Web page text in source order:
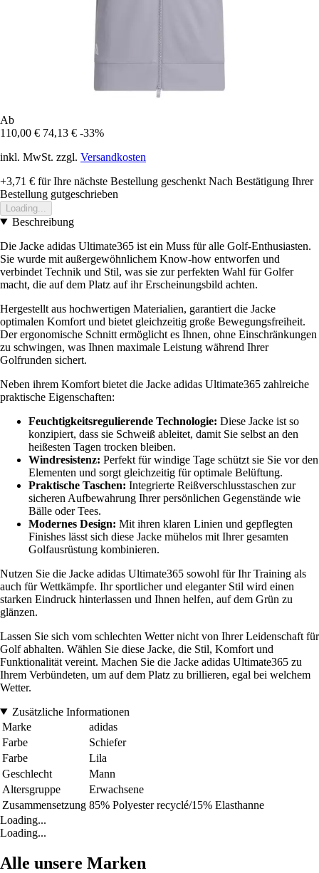
Ab
110,00 € 74,13 € -33%
inkl. MwSt. zzgl. Versandkosten
+3,71 € für Ihre nächste Bestellung geschenkt Nach Bestätigung Ihrer
Bestellung gutgeschrieben
Loading...
Beschreibung
Die Jacke adidas Ultimate365 ist ein Muss für alle Golf-Enthusiasten.
Sie wurde mit außergewöhnlichem Know-how entworfen und
verbindet Technik und Stil, was sie zur perfekten Wahl für Golfer
macht, die auf dem Platz auf ihr Erscheinungsbild achten.
Hergestellt aus hochwertigen Materialien, garantiert die Jacke
optimalen Komfort und bietet gleichzeitig große Bewegungsfreiheit.
Der ergonomische Schnitt ermöglicht es Ihnen, ohne Einschränkungen
zu schwingen, was Ihnen maximale Leistung während Ihrer
Golfrunden sichert.
Neben ihrem Komfort bietet die Jacke adidas Ultimate365 zahlreiche
praktische Eigenschaften:
Feuchtigkeitsregulierende Technologie: Diese Jacke ist so
konzipiert, dass sie Schweiß ableitet, damit Sie selbst an den
heißesten Tagen trocken bleiben.
Windresistenz: Perfekt für windige Tage schützt sie Sie vor den
Elementen und sorgt gleichzeitig für optimale Belüftung.
Praktische Taschen: Integrierte Reißverschlusstaschen zur
sicheren Aufbewahrung Ihrer persönlichen Gegenstände wie
Bälle oder Tees.
Modernes Design: Mit ihren klaren Linien und gepflegten
Finishes lässt sich diese Jacke mühelos mit Ihrer gesamten
Golfausrüstung kombinieren.
Nutzen Sie die Jacke adidas Ultimate365 sowohl für Ihr Training als
auch für Wettkämpfe. Ihr sportlicher und eleganter Stil wird einen
starken Eindruck hinterlassen und Ihnen helfen, auf dem Grün zu
glänzen.
Lassen Sie sich vom schlechten Wetter nicht von Ihrer Leidenschaft für
Golf abhalten. Wählen Sie diese Jacke, die Stil, Komfort und
Funktionalität vereint. Machen Sie die Jacke adidas Ultimate365 zu
Ihrem Verbündeten, um auf dem Platz zu brillieren, egal bei welchem
Wetter.
Zusätzliche Informationen
Marke
adidas
Farbe
Schiefer
Farbe
Lila
Geschlecht
Mann
Altersgruppe
Erwachsene
Zusammensetzung 85% Polyester recyclé/15% Elasthanne
Loading...
Loading...
Alle unsere Marken